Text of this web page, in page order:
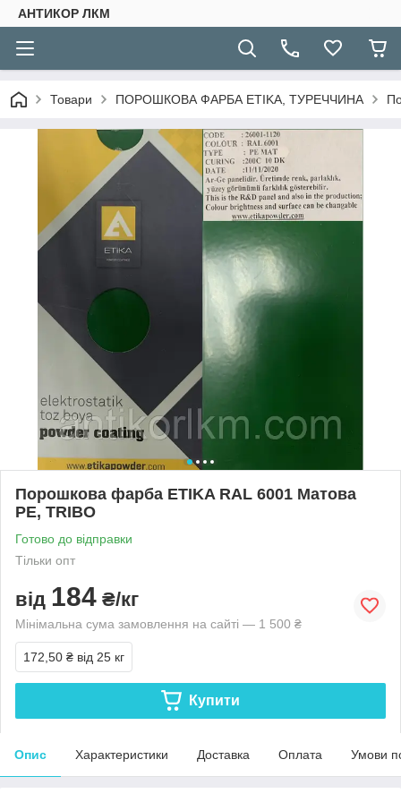
АНТИКОР ЛКМ
Товари ПОРОШКОВА ФАРБА ETIKA, ТУРЕЧЧИНА
Порошкова фарба ETIKA RAL 6001 Матова
PE, TRIBO
Готово до відправки
Тільки опт
від 184 ₴/кг
Мінімальна сума замовлення на сайті — 1 500 ₴
172,50 ₴ від 25 кг
Купити
Опис Характеристики Доставка Оплата Умови